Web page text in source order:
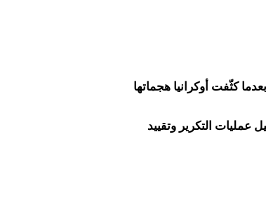
كثّفت أوكرانيا هجماتها
التكرير وتقييد